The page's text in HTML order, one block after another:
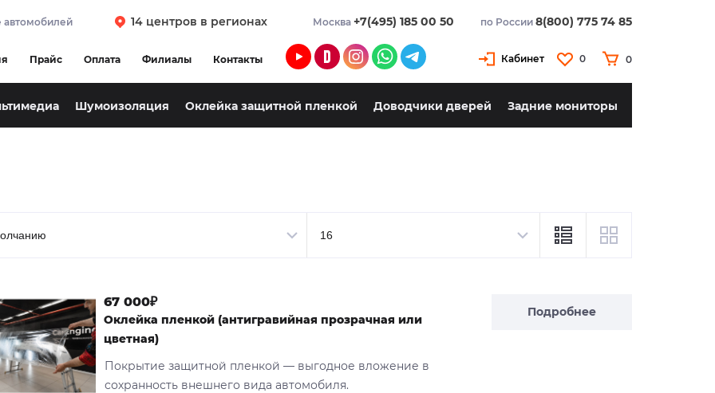
14 центров в регионах Москва +7(495) 185 00 50 по России 8(800) 775 74 85
Прайс Оплата Филиалы Контакты Кабинет 0 0
Шумоизоляция Оклейка защитной пленкой Доводчики дверей Задние мониторы
Подробнее
67 000₽
Оклейка пленкой (антигравийная прозрачная или
цветная)
Покрытие защитной пленкой — выгодное вложение в
сохранность внешнего вида автомобиля.